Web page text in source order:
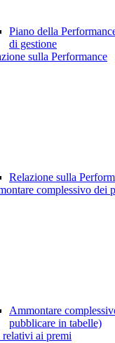
Piano della
di gestione
sulla Performance
Relazione sulla
complessivo dei
Ammontare
pubblicare in tabelle)
ai premi